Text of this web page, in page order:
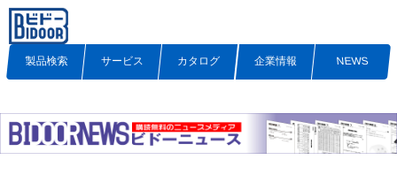
製品検索 サービス カタログ 企業情報 NEWS